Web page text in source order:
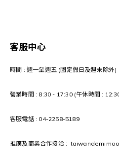
客服中心
時間 : 週一至週五 (國定假日及週末除外)
營業時間 : 8:30 - 17:30 (午休時間 :
客服電話 : 04-2258-5189
推廣及商業合作接洽 :